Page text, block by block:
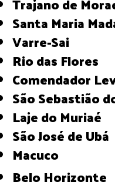
Santa Maria
Varre-Sai
Rio das Flores
Comendador
São Sebastião
Laje do Muriaé
São José de Ubá
Macuco
Belo Horizonte